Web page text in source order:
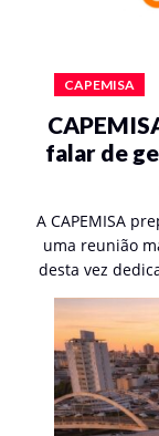
CAPEMISA
falar de
A CAPEMISA
uma reunião
desta vez